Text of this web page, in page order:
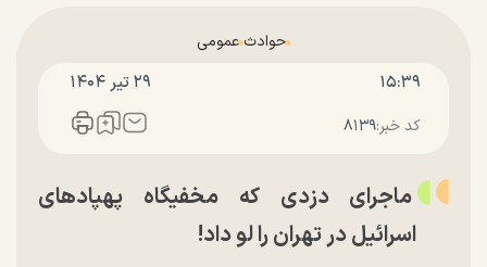
حوادث عمومی
۱۵:۳۹ ۲۹ تير ۱۴۰۴
کد خبر:۸۱۳۹
ماجرای دزدی که مخفیگاه پهپادهای
اسرائیل در تهران را لو داد!